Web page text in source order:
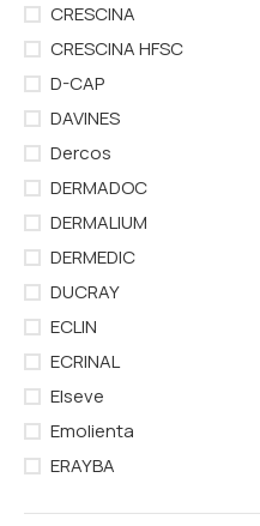
CRESCINA
CRESCINA HFSC
D-CAP
DAVINES
Dercos
DERMADOC
DERMALIUM
DERMEDIC
DUCRAY
ECLIN
ECRINAL
Elseve
Emolienta
ERAYBA